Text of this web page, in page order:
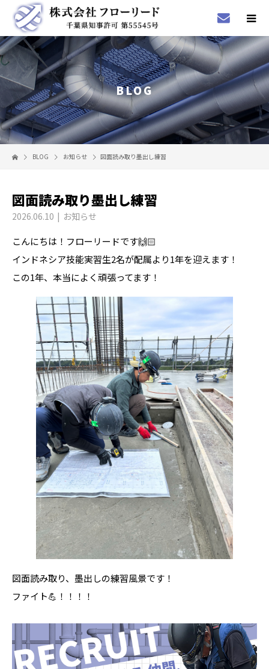
BLOG
BLOG お知らせ 図面読み取り墨出し練習
図面読み取り墨出し練習
2026.06.10 お知らせ
こんにちは！フローリードです🙌🏻
インドネシア技能実習生2名が配属より1年を迎えます！
この1年、本当によく頑張ってます！
図面読み取り、墨出しの練習風景です！
ファイト💪！！！！